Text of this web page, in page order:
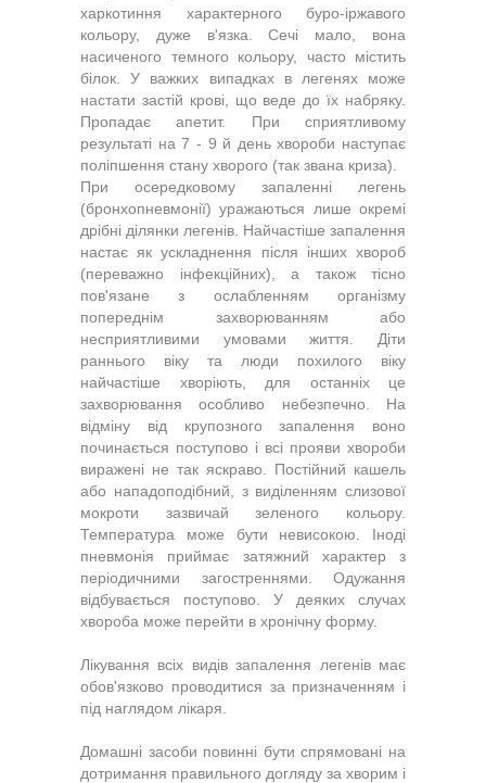
харкотиння характерного буро-іржавого
кольору, дуже в'язка. Сечі мало, вона
насиченого темного кольору, часто містить
білок. У важких випадках в легенях може
настати застій крові, що веде до їх набряку.
Пропадає апетит. При сприятливому
результаті на 7 - 9 й день хвороби наступає
поліпшення стану хворого (так звана криза).
При осередковому запаленні легень
(бронхопневмонії) уражаються лише окремі
дрібні ділянки легенів. Найчастіше запалення
настає як ускладнення після інших хвороб
(переважно інфекційних), а також тісно
пов'язане з ослабленням організму
попереднім захворюванням або
несприятливими умовами життя. Діти
раннього віку та люди похилого віку
найчастіше хворіють, для останніх це
захворювання особливо небезпечно. На
відміну від крупозного запалення воно
починається поступово і всі прояви хвороби
виражені не так яскраво. Постійний кашель
або нападоподібний, з виділенням слизової
мокроти зазвичай зеленого кольору.
Температура може бути невисокою. Іноді
пневмонія приймає затяжний характер з
періодичними загостреннями. Одужання
відбувається поступово. У деяких случах
хвороба може перейти в хронічну форму.
Лікування всіх видів запалення легенів має
обов'язково проводитися за призначенням і
під наглядом лікаря.
Домашні засоби повинні бути спрямовані на
дотримання правильного догляду за хворим і